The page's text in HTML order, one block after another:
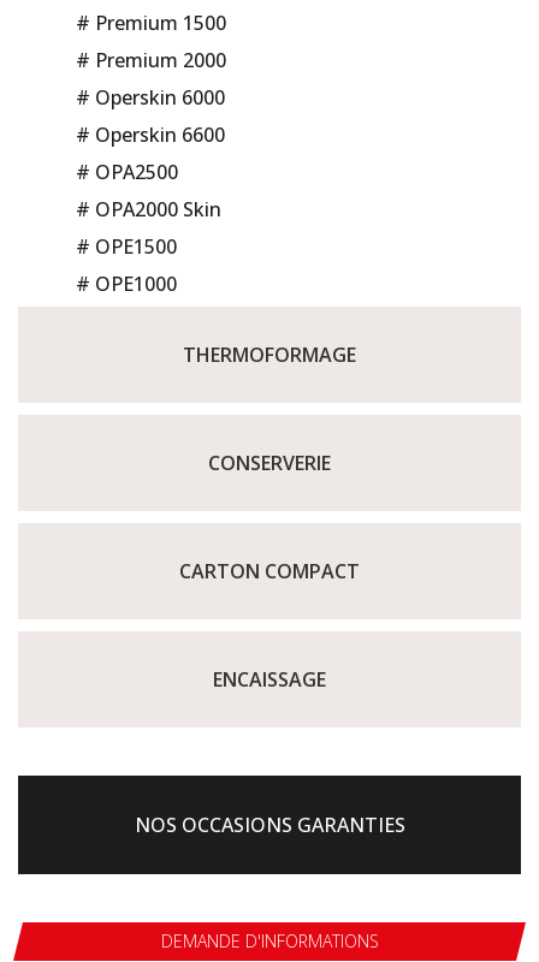
# Premium 1500
# Premium 2000
# Operskin 6000
# Operskin 6600
# OPA2500
# OPA2000 Skin
# OPE1500
# OPE1000
THERMOFORMAGE
CONSERVERIE
CARTON COMPACT
ENCAISSAGE
NOS OCCASIONS GARANTIES
DEMANDE D'INFORMATIONS